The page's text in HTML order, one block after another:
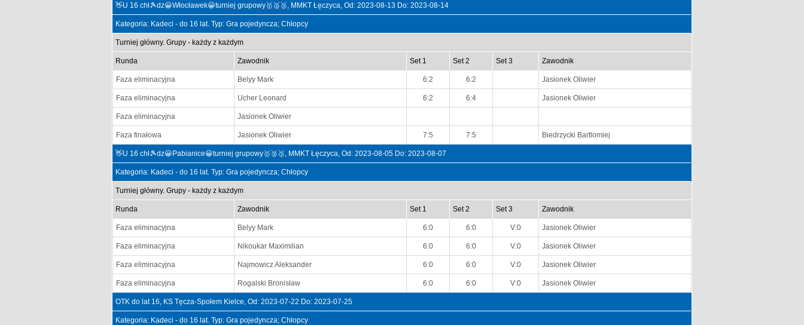
👋U 16 chł🎾dz😀Włocławek😀turniej grupowy🥇🥈🥉, MMKT Łęczyca, Od: 2023-08-13 Do: 2023-08-14
Kategoria: Kadeci - do 16 lat. Typ: Gra pojedyncza; Chłopcy
Turniej główny. Grupy - każdy z każdym
Runda Zawodnik Set 1 Set 2 Set 3 Zawodnik
Faza eliminacyjna Belyy Mark 6:2 6:2 Jasionek Oliwier
Faza eliminacyjna Ucher Leonard 6:2 6:4 Jasionek Oliwier
Faza eliminacyjna Jasionek Oliwier
Faza finałowa Jasionek Oliwier 7:5 7:5 Biedrzycki Bartlomiej
👋U 16 chł🎾dz😀Pabianice😀turniej grupowy🥇🥈🥉, MMKT Łęczyca, Od: 2023-08-05 Do: 2023-08-07
Kategoria: Kadeci - do 16 lat. Typ: Gra pojedyncza; Chłopcy
Turniej główny. Grupy - każdy z każdym
Runda Zawodnik Set 1 Set 2 Set 3 Zawodnik
Faza eliminacyjna Belyy Mark 6:0 6:0 V:0 Jasionek Oliwier
Faza eliminacyjna Nikoukar Maximilian 6:0 6:0 V:0 Jasionek Oliwier
Faza eliminacyjna Najmowicz Aleksander 6:0 6:0 V:0 Jasionek Oliwier
Faza eliminacyjna Rogalski Bronisław 6:0 6:0 V:0 Jasionek Oliwier
OTK do lat 16, KS Tęcza-Społem Kielce, Od: 2023-07-22 Do: 2023-07-25
Kategoria: Kadeci - do 16 lat. Typ: Gra pojedyncza; Chłopcy